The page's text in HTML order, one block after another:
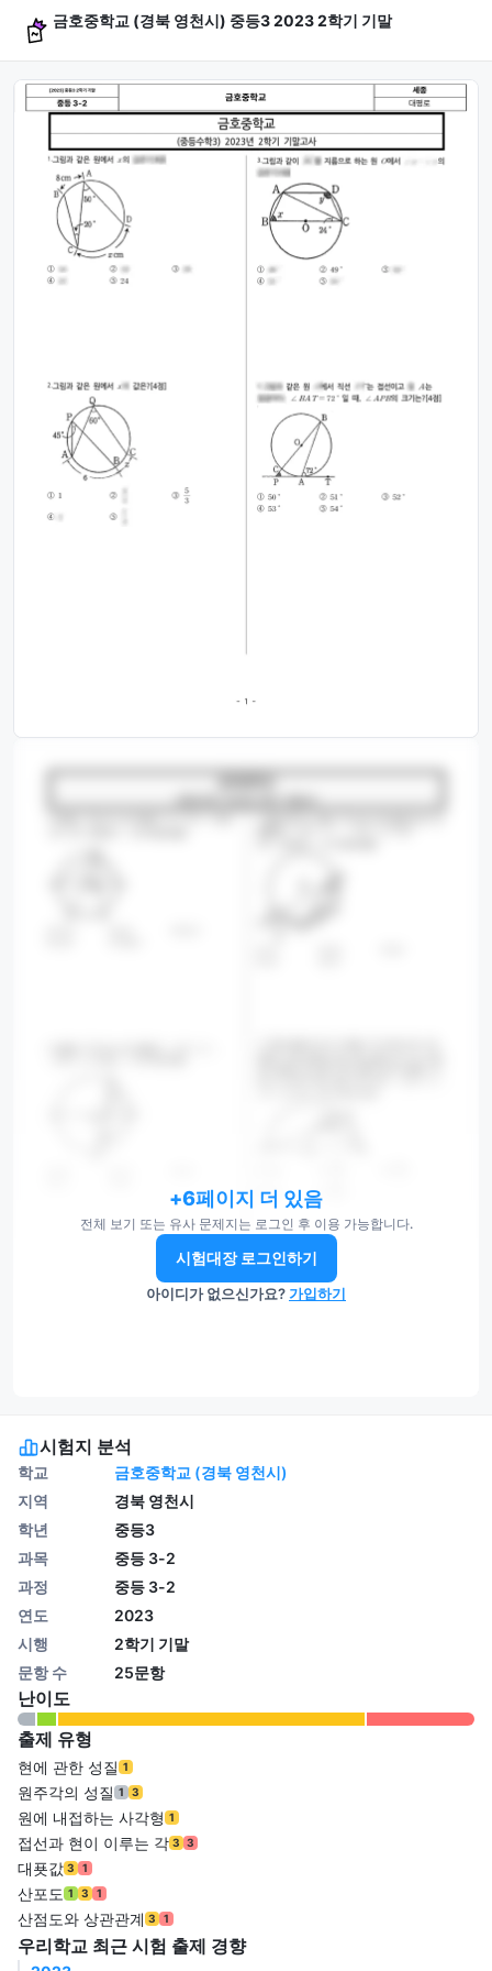
금호중학교 (경북 영천시) 중등3 2023 2학기 기말
+6페이지 더 있음
전체 보기 또는 유사 문제지는 로그인 후 이용 가능합니다.
시험대장 로그인하기
아이디가 없으신가요?가입하기
문제 미리보기 (4문항)
시험지 분석
학교
금호중학교 (경북 영천시)
지역
경북 영천시
학년
중등3
과목
중등 3-2
과정
중등 3-2
연도
2023
시행
2학기 기말
문항 수
25문항
난이도
출제 유형
현에 관한 성질 1
원주각의 성질 1 3
원에 내접하는 사각형 1
접선과 현이 이루는 각 3 3
대푯값 3 1
산포도 1 3 1
산점도와 상관관계 3 1
우리학교 최근 시험 출제 경향